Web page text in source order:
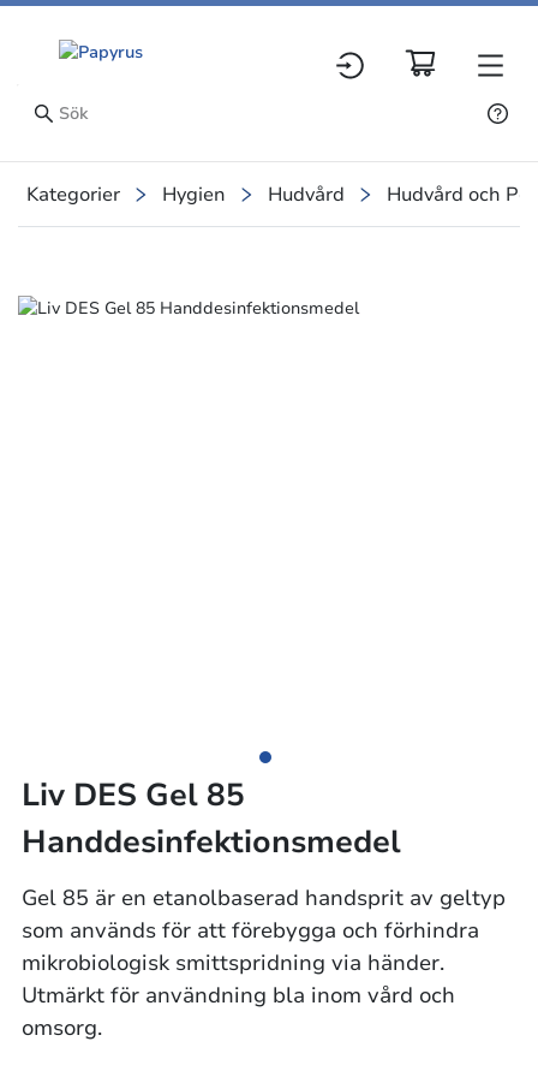
Kategorier Hygien Hudvård Hudvård och
Slide 1 of 1
Liv DES Gel 85
Handdesinfektionsmedel
Gel 85 är en etanolbaserad handsprit av geltyp
som används för att förebygga och förhindra
mikrobiologisk smittspridning via händer.
Utmärkt för användning bla inom vård och
omsorg.